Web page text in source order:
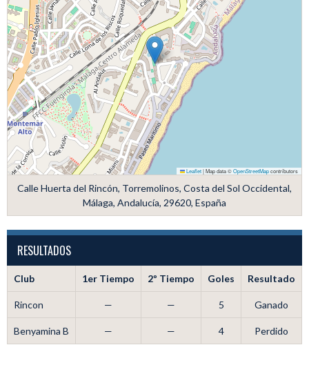
Leaflet|Map data ©OpenStreetMapcontributors
Calle Huerta del Rincón, Torremolinos, Costa del Sol Occidental,
Málaga, Andalucía, 29620, España
RESULTADOS
Club 1er Tiempo 2º Tiempo Goles Resultado
Rincon — — 5 Ganado
Benyamina B — — 4 Perdido